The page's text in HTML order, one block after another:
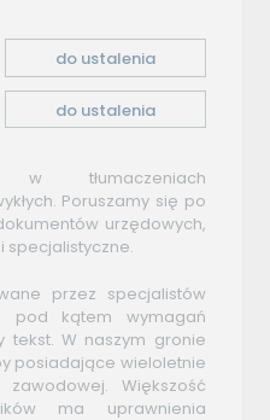
do ustalenia
do ustalenia
w tłumaczeniach
Poruszamy się po
urzędowych,
specjalistyczne.
przez specjalistów
pod kątem wymagań
tekst. W naszym gronie
posiadające wieloletnie
Większość
ma uprawnienia